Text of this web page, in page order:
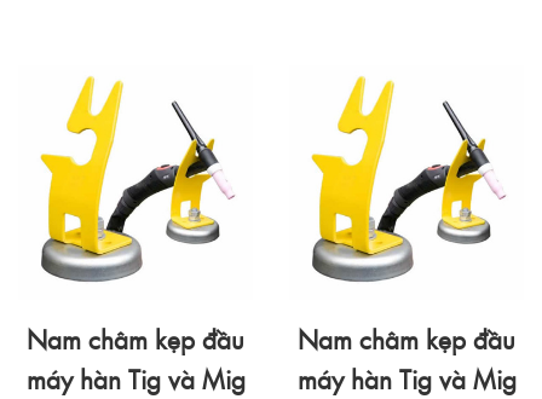
Nam châm kẹp đầu
máy hàn Tig và Mig
Nam châm kẹp đầu
máy hàn Tig và Mig